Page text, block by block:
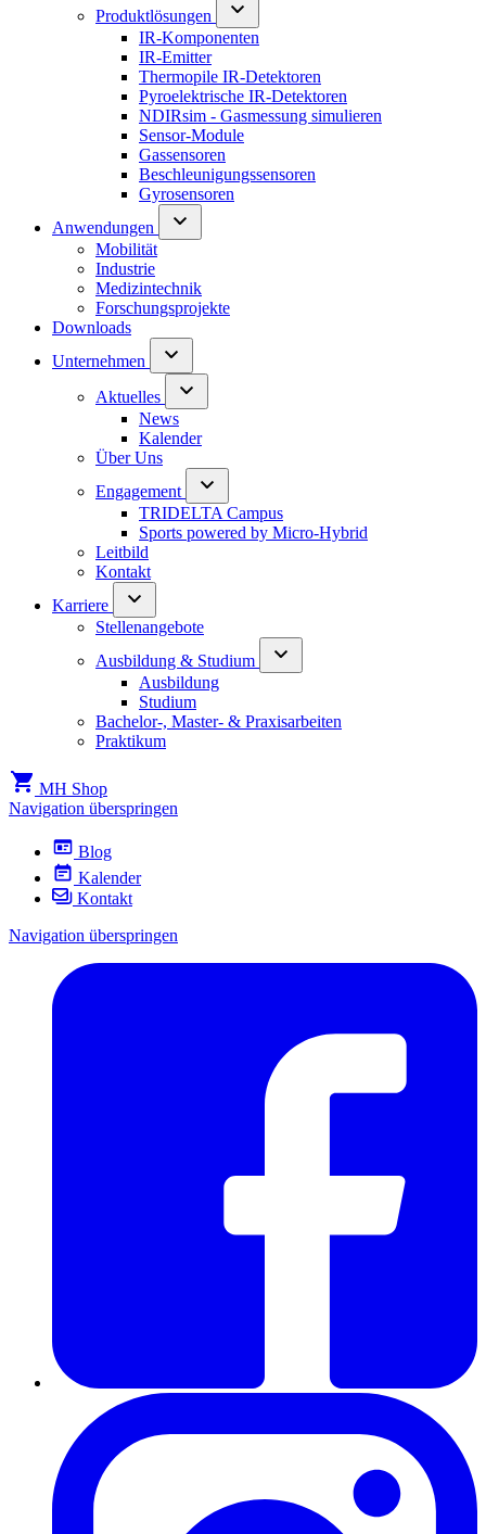
Produktlösungen
IR-Komponenten
IR-Emitter
Thermopile IR-Detektoren
Pyroelektrische IR-Detektoren
NDIRsim - Gasmessung simulieren
Sensor-Module
Gassensoren
Beschleunigungssensoren
Gyrosensoren
Anwendungen
Mobilität
Industrie
Medizintechnik
Forschungsprojekte
Downloads
Unternehmen
Aktuelles
News
Kalender
Über Uns
Engagement
TRIDELTA Campus
Sports powered by Micro-Hybrid
Leitbild
Kontakt
Karriere
Stellenangebote
Ausbildung & Studium
Ausbildung
Studium
Bachelor-, Master- & Praxisarbeiten
Praktikum
MH Shop
Navigation überspringen
Blog
Kalender
Kontakt
Navigation überspringen